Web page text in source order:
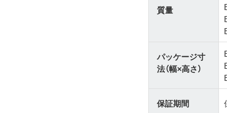
質量
パッケージ寸
法（幅×高さ）
保証期間